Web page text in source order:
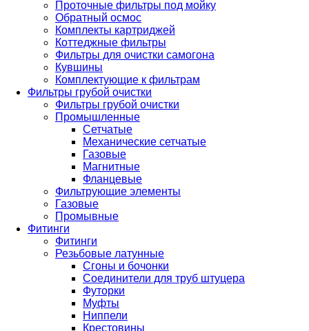
Проточные фильтры под мойку
Обратный осмос
Комплекты картриджей
Коттеджные фильтры
Фильтры для очистки самогона
Кувшины
Комплектующие к фильтрам
Фильтры грубой очистки
Фильтры грубой очистки
Промышленные
Сетчатые
Механические сетчатые
Газовые
Магнитные
Фланцевые
Фильтрующие элементы
Газовые
Промывные
Фитинги
Фитинги
Резьбовые латунные
Сгоны и бочонки
Соединители для труб штуцера
Футорки
Муфты
Ниппели
Крестовины